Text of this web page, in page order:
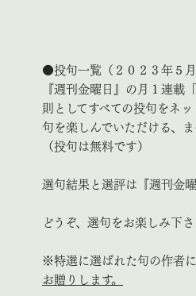
●投句一覧（２０２３年５
『週刊金曜日』の月１連載
則としてすべての投句をネ
句を楽しんでいただける、
（投句は無料です）
選句結果と選評は『週刊金
どうぞ、選句をお楽しみ下
※特選に選ばれた句の作者
お贈りします。